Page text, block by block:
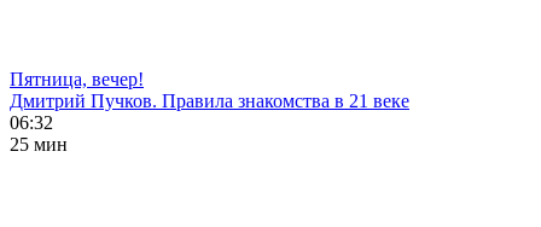
Пятница, вечер!
Дмитрий Пучков. Правила знакомства в 21 веке
06:32
25 мин